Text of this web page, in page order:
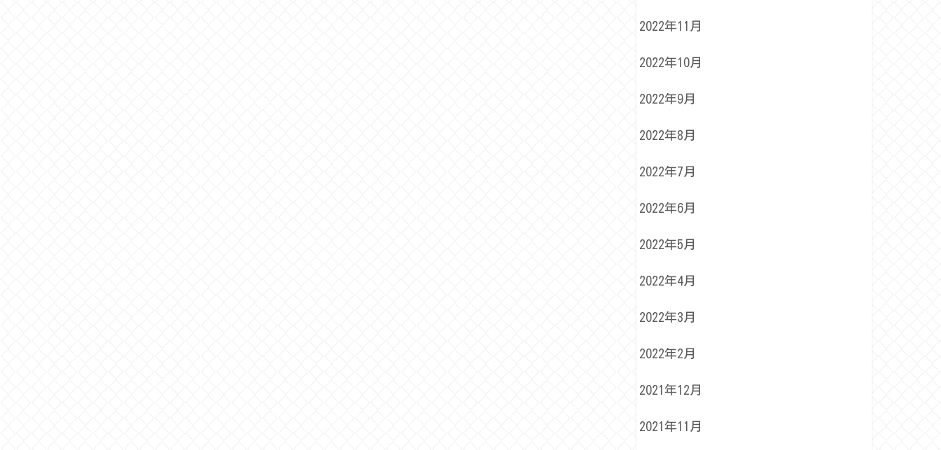
2022年11月
2022年10月
2022年9月
2022年8月
2022年7月
2022年6月
2022年5月
2022年4月
2022年3月
2022年2月
2021年12月
2021年11月